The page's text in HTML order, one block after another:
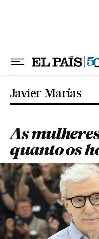
Javier Marías
As
quanto os